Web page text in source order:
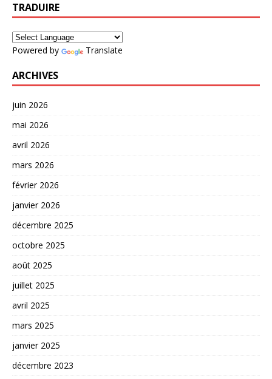
TRADUIRE
Powered by Translate
ARCHIVES
juin 2026
mai 2026
avril 2026
mars 2026
février 2026
janvier 2026
décembre 2025
octobre 2025
août 2025
juillet 2025
avril 2025
mars 2025
janvier 2025
décembre 2023